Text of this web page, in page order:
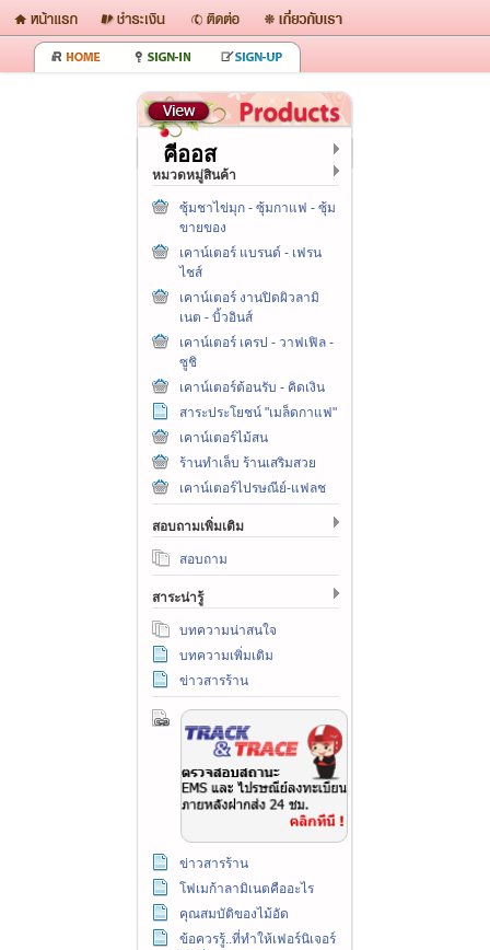
คีออส
หมวดหมู่สินค้า
ซุ้มชาไข่มุก - ซุ้มกาแฟ - ซุ้ม
ขายของ
เคาน์เตอร์ แบรนด์ - เฟรน
ไชส์
เคาน์เตอร์ งานปิดผิวลามิ
เนต - บิ้วอินส์
เคาน์เตอร์ เครป - วาฟเฟิล -
ซูชิ
เคาน์เตอร์ต้อนรับ - คิดเงิน
สาระประโยชน์ "เมล็ดกาแฟ"
เคาน์เตอร์ไม้สน
ร้านทำเล็บ ร้านเสริมสวย
เคาน์เตอร์ไปรษณีย์-แฟลช
สอบถามเพิ่มเติม
สอบถาม
สาระน่ารู้
บทความน่าสนใจ
บทความเพิ่มเติม
ข่าวสารร้าน
ข่าวสารร้าน
โฟเมก้าลามิเนตคืออะไร
คุณสมบัติของไม้อัด
ข้อควรรู้..ที่ทำให้เฟอร์นิเจอร์